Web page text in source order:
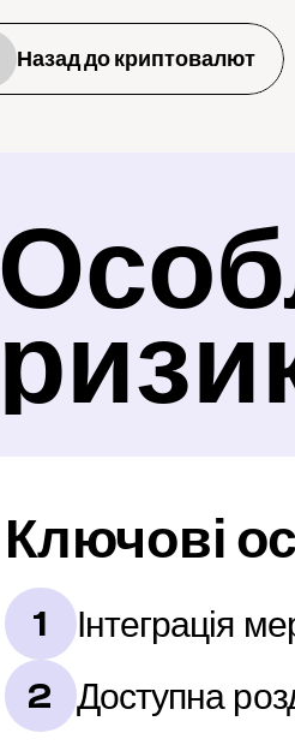
Назад до криптовалют
Ключові
1 Інтеграція
2 Доступна